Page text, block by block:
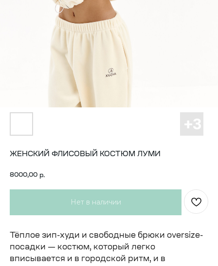
ЖЕНСКИЙ ФЛИСОВЫЙ КОСТЮМ ЛУМИ
8000,00 р.
Тёплое зип-худи и свободные брюки oversize-
посадки — костюм, который легко
вписывается и в городской ритм, и в